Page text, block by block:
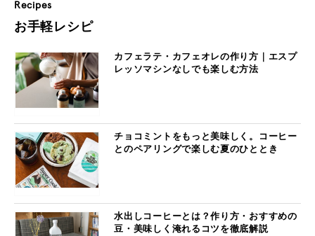
Recipes
お手軽レシピ
カフェラテ・カフェオレの作り方｜エスプ
レッソマシンなしでも楽しむ方法
チョコミントをもっと美味しく。コーヒー
とのペアリングで楽しむ夏のひととき
水出しコーヒーとは？作り方・おすすめの
豆・美味しく淹れるコツを徹底解説